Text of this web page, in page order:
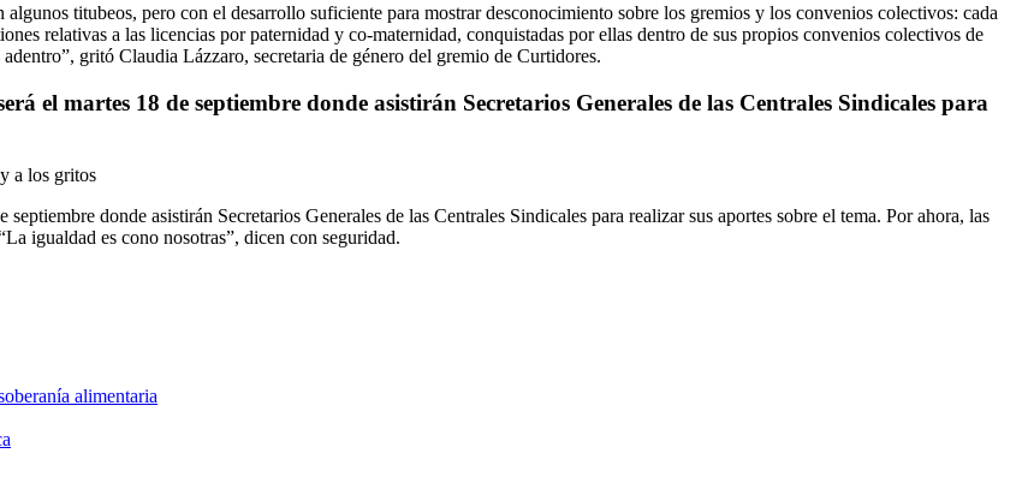
titubeos, pero con el desarrollo suficiente para mostrar desconocimiento sobre los gremios y los convenios colectivos: cada
relativas a las licencias por paternidad y co-maternidad, conquistadas por ellas dentro de sus propios convenios colectivos de
gritó Claudia Lázzaro, secretaria de género del gremio de Curtidores.
el martes 18 de septiembre donde asistirán Secretarios Generales de las Centrales Sindicales para
a los gritos
donde asistirán Secretarios Generales de las Centrales Sindicales para realizar sus aportes sobre el tema. Por ahora, las
igualdad es cono nosotras”, dicen con seguridad.
alimentaria